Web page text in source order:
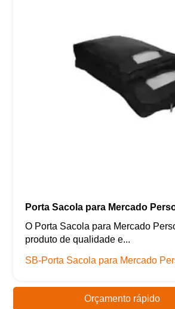
Porta Sacola para Mercado
O Porta Sacola para Mercado
produto de qualidade e...
SB-Porta Sacola para Mercado
Orçamento rápido